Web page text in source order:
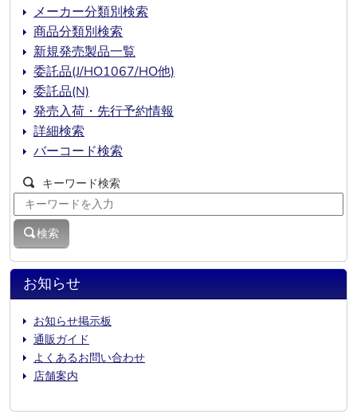
お知らせ
お知らせ掲示板
通販ガイド
よくあるお問い合わせ
店舗案内
メーカー分類別検索
商品分類別検索
新規発売製品一覧
委託品(J/HO1067/HO他)
委託品(N)
発売入荷・先行予約情報
詳細検索
バーコード検索
キーワード検索
検索